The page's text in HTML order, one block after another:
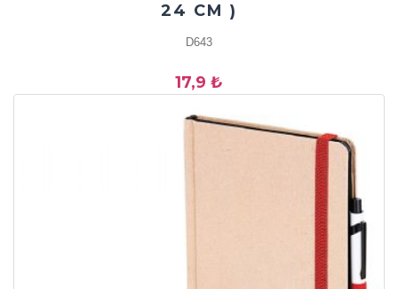
24 CM )
D643
17,9 ₺